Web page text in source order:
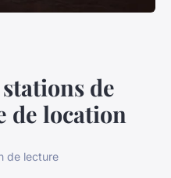
de
de location
de lecture